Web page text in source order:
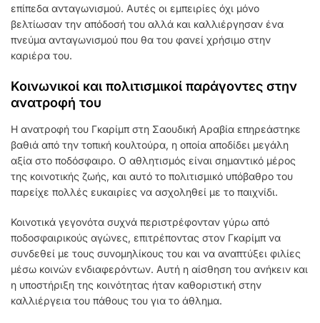
επίπεδα ανταγωνισμού. Αυτές οι εμπειρίες όχι μόνο
βελτίωσαν την απόδοσή του αλλά και καλλιέργησαν ένα
πνεύμα ανταγωνισμού που θα του φανεί χρήσιμο στην
καριέρα του.
Κοινωνικοί και πολιτισμικοί παράγοντες στην
ανατροφή του
Η ανατροφή του Γκαρίμπ στη Σαουδική Αραβία επηρεάστηκε
βαθιά από την τοπική κουλτούρα, η οποία αποδίδει μεγάλη
αξία στο ποδόσφαιρο. Ο αθλητισμός είναι σημαντικό μέρος
της κοινοτικής ζωής, και αυτό το πολιτισμικό υπόβαθρο του
παρείχε πολλές ευκαιρίες να ασχοληθεί με το παιχνίδι.
Κοινοτικά γεγονότα συχνά περιστρέφονταν γύρω από
ποδοσφαιρικούς αγώνες, επιτρέποντας στον Γκαρίμπ να
συνδεθεί με τους συνομηλίκους του και να αναπτύξει φιλίες
μέσω κοινών ενδιαφερόντων. Αυτή η αίσθηση του ανήκειν και
η υποστήριξη της κοινότητας ήταν καθοριστική στην
καλλιέργεια του πάθους του για το άθλημα.